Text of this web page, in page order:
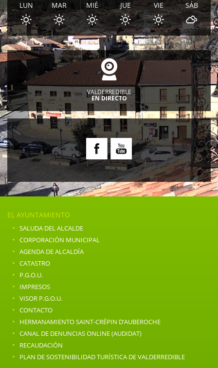
LUN MAR MIÉ JUE VIE SÁB
VALDERREDIBLE
EN DIRECTO
EL AYUNTAMIENTO
· SALUDA DEL ALCALDE
· CORPORACIÓN MUNICIPAL
· AGENDA DE ALCALDÍA
· CATASTRO
· P.G.O.U.
· IMPRESOS
· VISOR P.G.O.U.
· CONTACTO
· HERMANAMIENTO SAINT-CRÉPIN D’AUBEROCHE
· CANAL DE DENUNCIAS ONLINE (AUDIDAT)
· RECAUDACIÓN
· PLAN DE SOSTENIBILIDAD TURÍSTICA DE VALDERREDIBLE